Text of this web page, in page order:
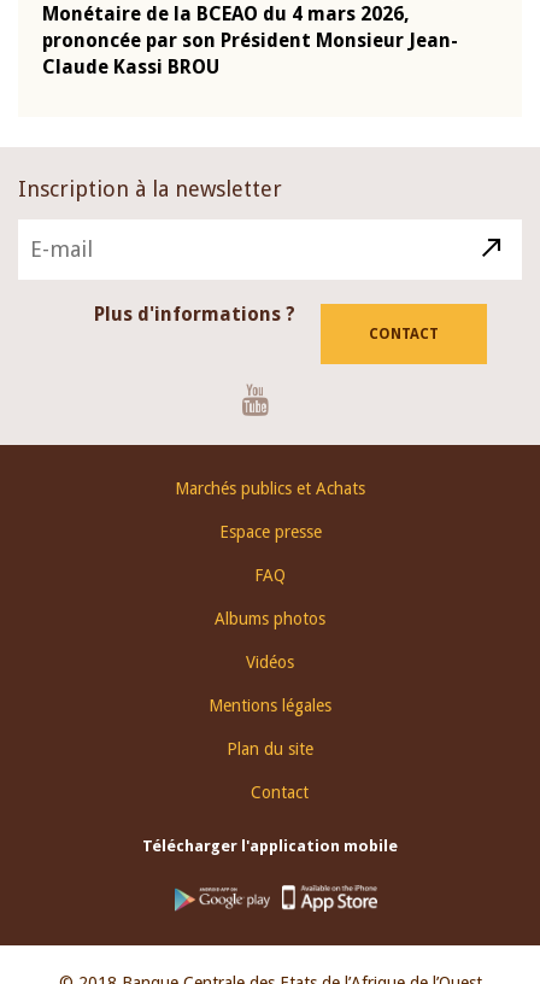
Monétaire de la BCEAO du 4 mars 2026,
prononcée par son Président Monsieur Jean-
Claude Kassi BROU
Inscription à la newsletter
Plus d'informations ?
CONTACT
Marchés publics et Achats
Espace presse
FAQ
Albums photos
Vidéos
Mentions légales
Plan du site
Contact
Télécharger l'application mobile